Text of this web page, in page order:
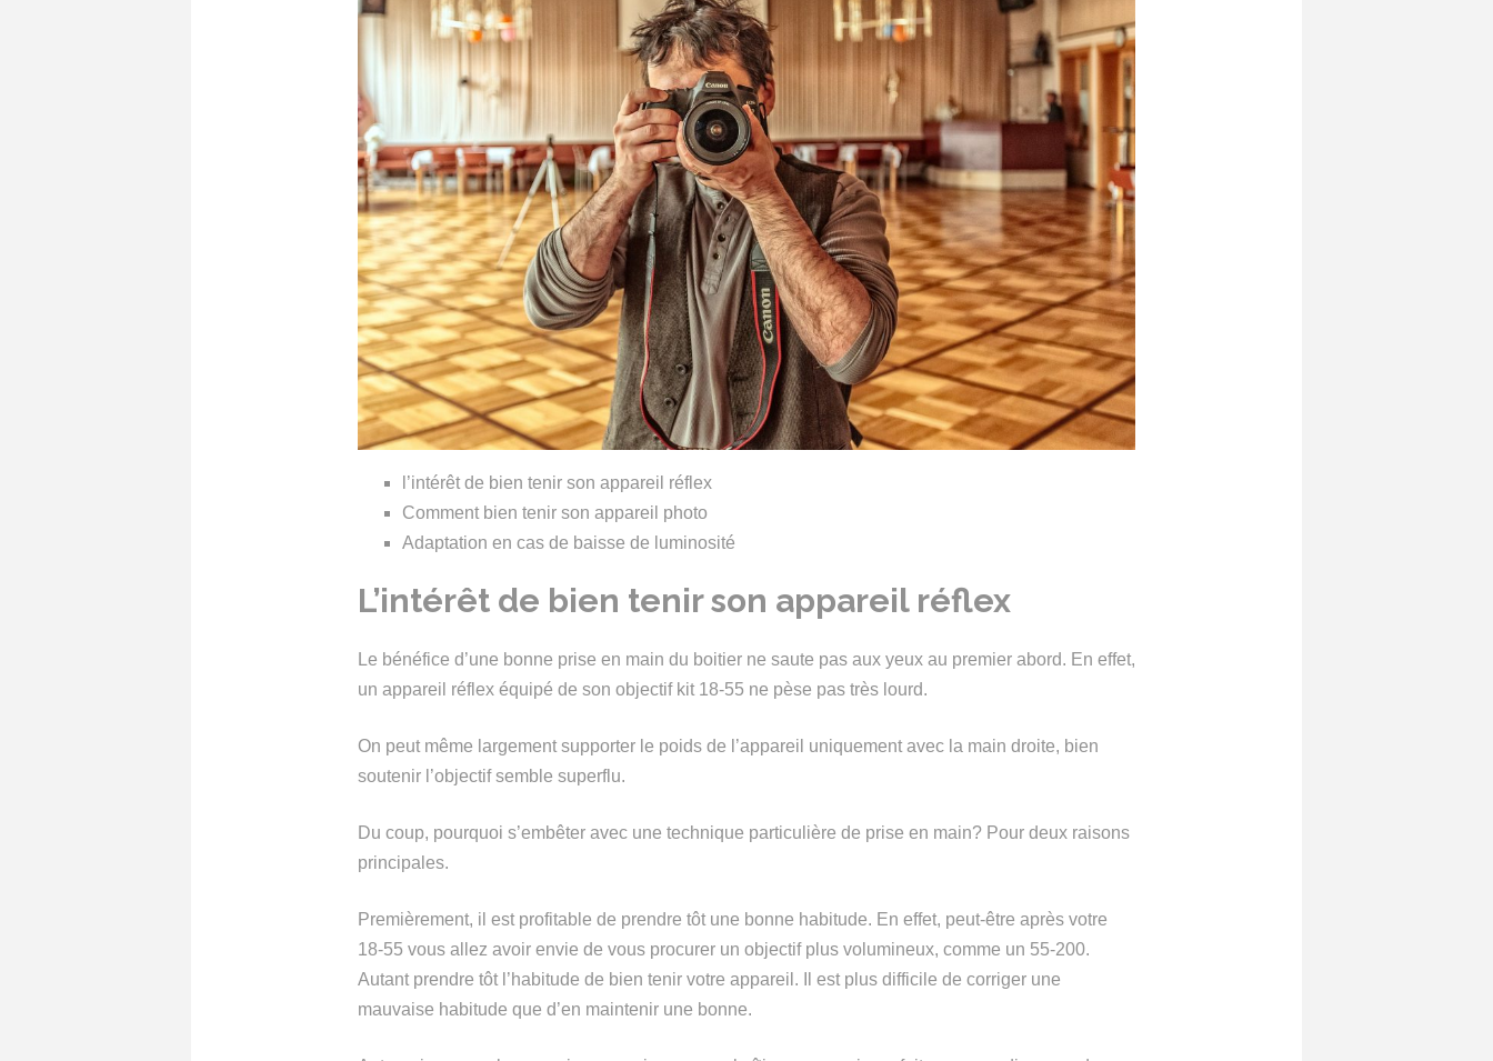
l’intérêt de bien tenir son appareil réflex
Comment bien tenir son appareil photo
Adaptation en cas de baisse de luminosité
L’intérêt de bien tenir son appareil réflex
Le bénéfice d’une bonne prise en main du boitier ne saute pas aux yeux au premier abord. En effet,
un appareil réflex équipé de son objectif kit 18-55 ne pèse pas très lourd.
On peut même largement supporter le poids de l’appareil uniquement avec la main droite, bien
soutenir l’objectif semble superflu.
Du coup, pourquoi s’embêter avec une technique particulière de prise en main? Pour deux raisons
principales.
Premièrement, il est profitable de prendre tôt une bonne habitude. En effet, peut-être après votre
18-55 vous allez avoir envie de vous procurer un objectif plus volumineux, comme un 55-200.
Autant prendre tôt l’habitude de bien tenir votre appareil. Il est plus difficile de corriger une
mauvaise habitude que d’en maintenir une bonne.